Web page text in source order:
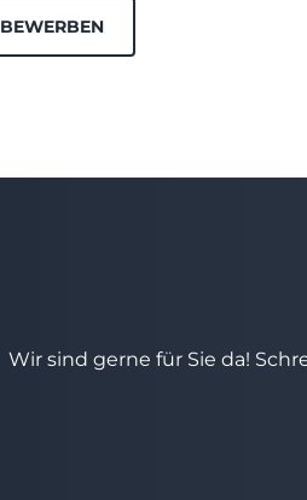
BEWERBEN
Wir sind gerne für Sie da!